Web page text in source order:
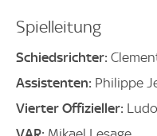
Spielleitung
Schiedsrichter:
Assistenten: Philippe
Vierter Offizieller: